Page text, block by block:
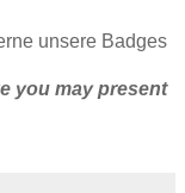
unsere Badges
you may present